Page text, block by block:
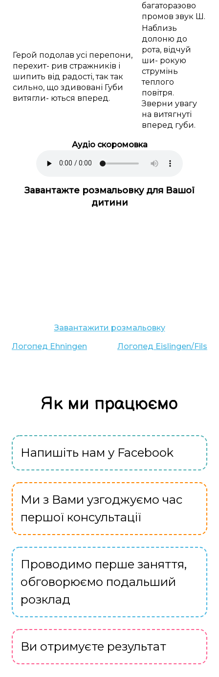
багаторазово
промов звук Ш.
Герой подолав усі перепони,
перехит- рив стражників і
шипить від радості, так так
сильно, що здивовані Губи
витягли- ються вперед.
Наблизь
долоню до
рота, відчуй
ши- рокую
струмінь
теплого
повітря.
Зверни увагу
на витягнуті
вперед губи.
Аудіо скоромовка
Завантажте розмальовку для Вашої
дитини
Завантажити розмальовку
Логопед Ehningen Логопед Eislingen/Fils
Як ми працюємо
Напишіть нам у Facebook
Ми з Вами узгоджуємо час
першої консультації
Проводимо перше заняття,
обговорюємо подальший
розклад
Ви отримуєте результат